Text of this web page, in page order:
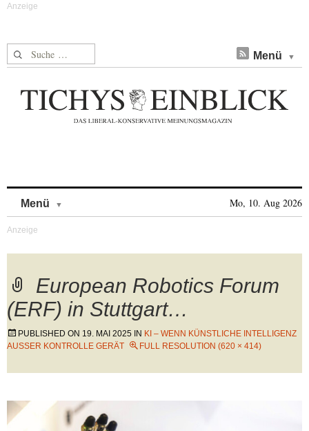
Suche nach: Menü
Menü Mo, 10. Aug 2026
European Robotics Forum
(ERF) in Stuttgart…
PUBLISHED ON 19. MAI 2025 IN KI – WENN KÜNSTLICHE INTELLIGENZ
AUSSER KONTROLLE GERÄT
FULL RESOLUTION (620 × 414)